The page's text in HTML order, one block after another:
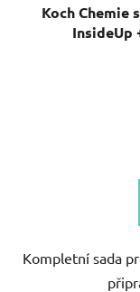
Koch Chemie
InsideUp
Kompletní sada